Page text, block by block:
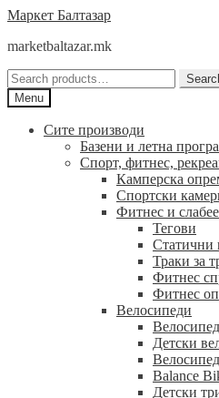
Skip
navigation
Skip
content
Маркет Балтазар
marketbaltazar.mk
Search
for:Menu
Сите производи
Базени и летна
Спорт, фитнес,
Камперска
Спортски
Фитнес и
Тегови
Статични
Траки за
Фитнес
Фитнес
Велосипеди
Детски
Balance
Детски